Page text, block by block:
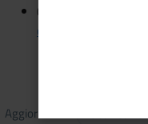
01/06/2020 - QN
commercio in aiuto
Aggiornato il 06/10/